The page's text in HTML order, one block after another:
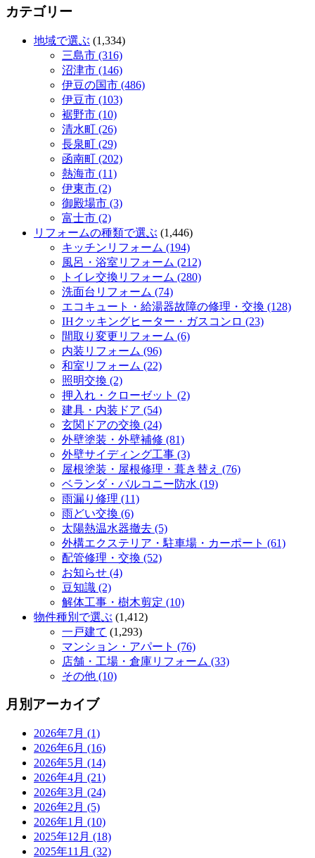
カテゴリー
地域で選ぶ (1,334)
三島市 (316)
沼津市 (146)
伊豆の国市 (486)
伊豆市 (103)
裾野市 (10)
清水町 (26)
長泉町 (29)
函南町 (202)
熱海市 (11)
伊東市 (2)
御殿場市 (3)
富士市 (2)
リフォームの種類で選ぶ (1,446)
キッチンリフォーム (194)
風呂・浴室リフォーム (212)
トイレ交換リフォーム (280)
洗面台リフォーム (74)
エコキュート・給湯器故障の修理・交換 (128)
IHクッキングヒーター・ガスコンロ (23)
間取り変更リフォーム (6)
内装リフォーム (96)
和室リフォーム (22)
照明交換 (2)
押入れ・クローゼット (2)
建具・内装ドア (54)
玄関ドアの交換 (24)
外壁塗装・外壁補修 (81)
外壁サイディング工事 (3)
屋根塗装・屋根修理・葺き替え (76)
ベランダ・バルコニー防水 (19)
雨漏り修理 (11)
雨どい交換 (6)
太陽熱温水器撤去 (5)
外構エクステリア・駐車場・カーポート (61)
配管修理・交換 (52)
お知らせ (4)
豆知識 (2)
解体工事・樹木剪定 (10)
物件種別で選ぶ (1,412)
一戸建て (1,293)
マンション・アパート (76)
店舗・工場・倉庫リフォーム (33)
その他 (10)
月別アーカイブ
2026年7月 (1)
2026年6月 (16)
2026年5月 (14)
2026年4月 (21)
2026年3月 (24)
2026年2月 (5)
2026年1月 (10)
2025年12月 (18)
2025年11月 (32)